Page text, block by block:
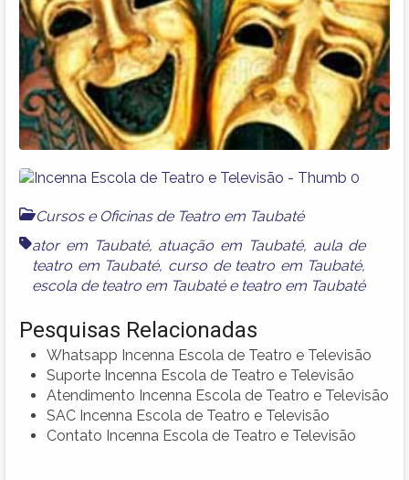
Cursos e Oficinas de Teatro em Taubaté
ator em Taubaté, atuação em Taubaté, aula de
teatro em Taubaté, curso de teatro em Taubaté,
escola de teatro em Taubatée teatro em Taubaté
Pesquisas Relacionadas
Whatsapp Incenna Escola de Teatro e Televisão
Suporte Incenna Escola de Teatro e Televisão
Atendimento Incenna Escola de Teatro e Televisão
SAC Incenna Escola de Teatro e Televisão
Contato Incenna Escola de Teatro e Televisão